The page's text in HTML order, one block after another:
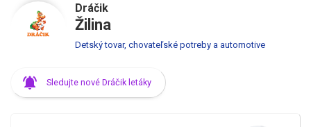
Dráčik
Žilina
Detský tovar, chovateľské potreby a automotive
Sledujte nové Dráčik letáky